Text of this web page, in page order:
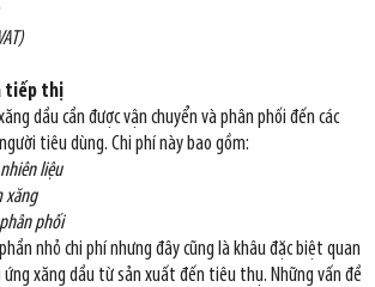
tiếp thị
dầu cần được vận chuyển và phân phối đến các
tiêu dùng. Chi phí này bao gồm:
liệu
xăng
phối
nhỏ chi phí nhưng đây cũng là khâu đặc biệt quan
xăng dầu từ sản xuất đến tiêu thụ. Những vấn đề